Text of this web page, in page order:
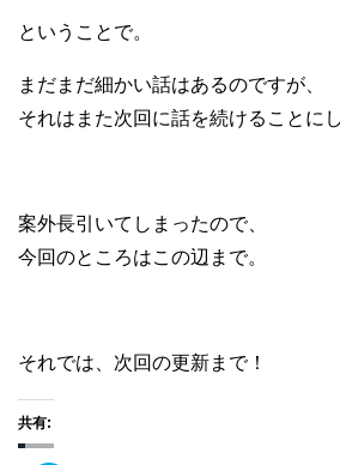
ということで。
まだまだ細かい話はあるのですが、
それはまた次回に話を続けることに
案外長引いてしまったので、
今回のところはこの辺まで。
それでは、次回の更新まで！
共有: